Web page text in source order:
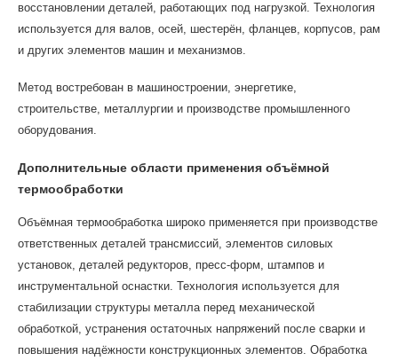
восстановлении деталей, работающих под нагрузкой. Технология
используется для валов, осей, шестерён, фланцев, корпусов, рам
и других элементов машин и механизмов.
Метод востребован в машиностроении, энергетике,
строительстве, металлургии и производстве промышленного
оборудования.
Дополнительные области применения объёмной
термообработки
Объёмная термообработка широко применяется при производстве
ответственных деталей трансмиссий, элементов силовых
установок, деталей редукторов, пресс-форм, штампов и
инструментальной оснастки. Технология используется для
стабилизации структуры металла перед механической
обработкой, устранения остаточных напряжений после сварки и
повышения надёжности конструкционных элементов. Обработка